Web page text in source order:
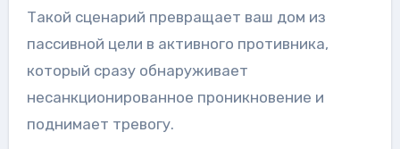
Такой сценарий превращает ваш дом из
пассивной цели в активного противника,
который сразу обнаруживает
несанкционированное проникновение и
поднимает тревогу.